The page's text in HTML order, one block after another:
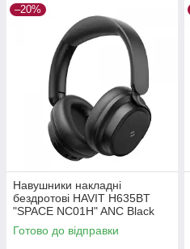
–20%
Навушники накладні
бездротові HAVIT H635BT
"SPACE NC01H" ANC Black
Готово до відправки